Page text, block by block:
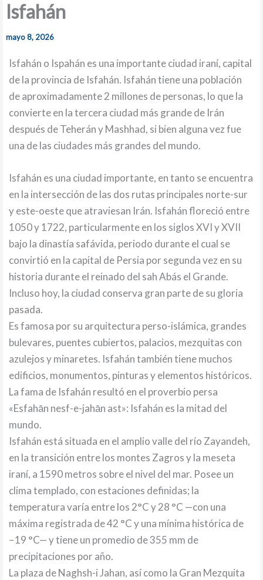
Isfahán
mayo 8, 2026
Isfahán o Ispahán es una importante ciudad iraní, capital
de la provincia de Isfahán. Isfahán tiene una población
de aproximadamente 2 millones de personas, lo que la
convierte en la tercera ciudad más grande de Irán
después de Teherán y Mashhad, si bien alguna vez fue
una de las ciudades más grandes del mundo.
Isfahán es una ciudad importante, en tanto se encuentra
en la intersección de las dos rutas principales norte-sur
y este-oeste que atraviesan Irán. Isfahán floreció entre
1050 y 1722, particularmente en los siglos XVI y XVII
bajo la dinastía safávida, periodo durante el cual se
convirtió en la capital de Persia por segunda vez en su
historia durante el reinado del sah Abás el Grande.
Incluso hoy, la ciudad conserva gran parte de su gloria
pasada.
Es famosa por su arquitectura perso-islámica, grandes
bulevares, puentes cubiertos, palacios, mezquitas con
azulejos y minaretes. Isfahán también tiene muchos
edificios, monumentos, pinturas y elementos históricos.
La fama de Isfahán resultó en el proverbio persa
«Esfahān nesf-e-jahān ast»: Isfahán es la mitad del
mundo.
Isfahán está situada en el amplio valle del río Zayandeh,
en la transición entre los montes Zagros y la meseta
iraní, a 1590 metros sobre el nivel del mar. Posee un
clima templado, con estaciones definidas; la
temperatura varía entre los 2°C y 28 °C —con una
máxima registrada de 42 °C y una mínima histórica de
−19 °C— y tiene un promedio de 355 mm de
precipitaciones por año.
La plaza de Naghsh-i Jahan, así como la Gran Mezquita